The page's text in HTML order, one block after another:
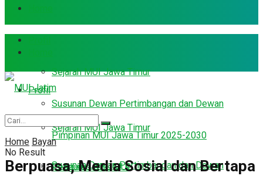
Sejarah MUI Jawa Timur
Susunan Dewan Pertimbangan dan Dewan
Pimpinan MUI Jawa Timur 2025-2030
Pengurus KBL MUI
Profil
Sejarah MUI Jawa Timur
Susunan Dewan Pertimbangan dan Dewan
No Result
Home Bayan
Berpuasa, Media Sosial dan Bertapa